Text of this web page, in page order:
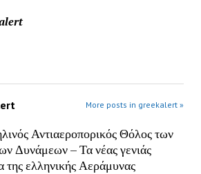
More posts in greekalert »
Αντιαεροπορικός Θόλος των
Δυνάμεων – Τα νέας γενιάς
ελληνικής Αεράμυνας